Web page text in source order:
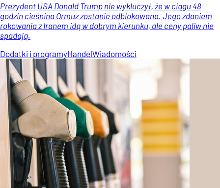
Prezydent USA Donald Trump nie wykluczył, że w ciągu 48
godzin cieśnina Ormuz zostanie odblokowana. Jego zdaniem
rokowania z Iranem idą w dobrym kierunku, ale ceny paliw nie
spadają.
Dodatki i programyHandelWiadomości